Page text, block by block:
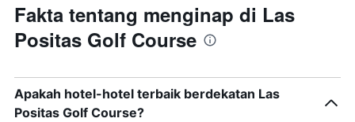
Fakta tentang menginap di Las
Positas Golf Course
Apakah hotel-hotel terbaik berdekatan Las
Positas Golf Course?